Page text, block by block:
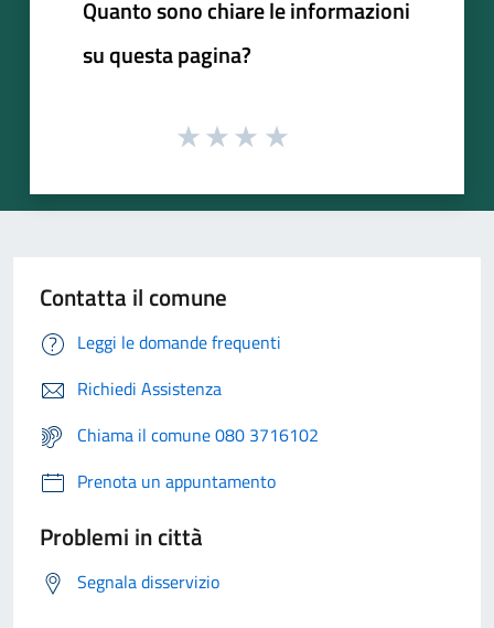
Quanto sono chiare le informazioni
su questa pagina?
Contatta il comune
Leggi le domande frequenti
Richiedi Assistenza
Chiama il comune 080 3716102
Prenota un appuntamento
Problemi in città
Segnala disservizio